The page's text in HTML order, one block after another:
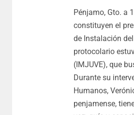
Pénjamo, Gto. a
constituyen el
de Instalación
protocolario
(IMJUVE), que
Durante su
Humanos,
penjamense,